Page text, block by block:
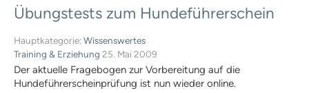
Videos: Online-Diskussionsrunden
Service
Wissenswertes
Mitteilungen
Training | Erziehung
Tipps | Ratschlag
Übungstests zum Hundeführerschein
Hauptkategorie: Wissenswertes
Training & Erziehung 25. Mai 2009
Der aktuelle Fragebogen zur Vorbereitung auf die
Hundeführerscheinprüfung ist nun wieder online.